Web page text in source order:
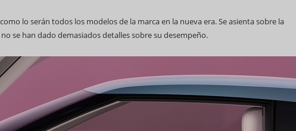
lo serán todos los modelos de la marca en la nueva era. Se asienta sobre la
se han dado demasiados detalles sobre su desempeño.